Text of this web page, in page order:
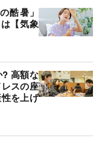
酷暑」
【気象
高額な
スの座
を上げ